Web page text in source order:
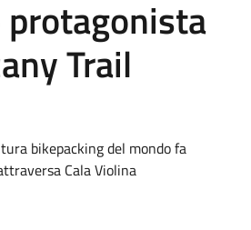
Trail
bikepacking del mondo fa
Cala Violina